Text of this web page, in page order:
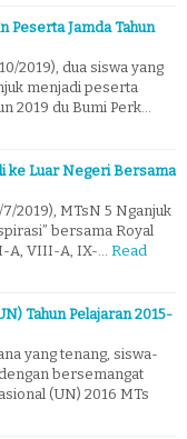
Peserta Jamda Tahun
2019), dua siswa yang
menjadi peserta
2019 du Bumi Perk…
ke Luar Negeri Bersama
2019), MTsN 5 Nganjuk
bersama Royal
A, VIII-A, IX-…
Read
Tahun Pelajaran 2015-
yang tenang, siswa-
bersemangat
(UN) 2016 MTs